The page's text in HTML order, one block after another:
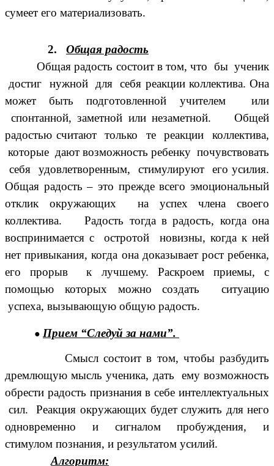
сумеет его материализовать.
2. Общая радость
Общая радость состоит в том, что бы ученик
достиг нужной для себя реакции коллектива. Она
может быть подготовленной учителем или
спонтанной, заметной или незаметной. Общей
радостью считают только те реакции коллектива,
которые дают возможность ребенку почувствовать
себя удовлетворенным, стимулируют его усилия.
Общая радость – это прежде всего эмоциональный
отклик окружающих на успех члена своего
коллектива. Радость тогда в радость, когда она
воспринимается с остротой новизны, когда к ней
нет привыкания, когда она доказывает рост ребенка,
его прорыв к лучшему. Раскроем приемы, с
помощью которых можно создать ситуацию
успеха, вызывающую общую радость.
Прием “Следуй за нами”.
Смысл состоит в том, чтобы разбудить
дремлющую мысль ученика, дать ему возможность
обрести радость признания в себе интеллектуальных
сил. Реакция окружающих будет служить для него
одновременно и сигналом пробуждения, и
стимулом познания, и результатом усилий.
Алгоритм: